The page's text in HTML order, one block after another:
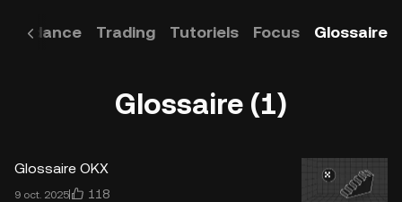
tendance Trading Tutoriels Focus Glossaire
Glossaire (1)
Glossaire OKX
9 oct. 2025 118